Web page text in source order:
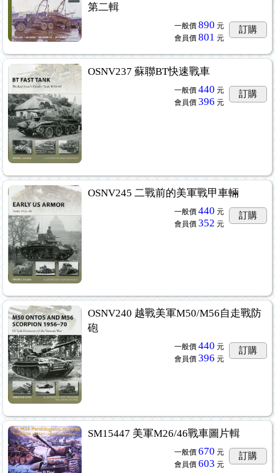
第二輯
一般價 890 元
會員價 801 元
訂購
OSNV237 蘇聯BT快速戰車
一般價 440 元
會員價 396 元
訂購
OSNV245 二戰前的美軍戰甲車輛
一般價 440 元
會員價 352 元
訂購
OSNV240 越戰美軍M50/M56自走戰防
砲
一般價 440 元
會員價 396 元
訂購
SM15447 美軍M26/46戰車圖片輯
一般價 670 元
會員價 603 元
訂購